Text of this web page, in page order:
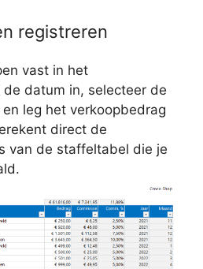
registreren
vast in het
datum in, selecteer de
leg het verkoopbedrag
direct de
van de staffeltabel die je